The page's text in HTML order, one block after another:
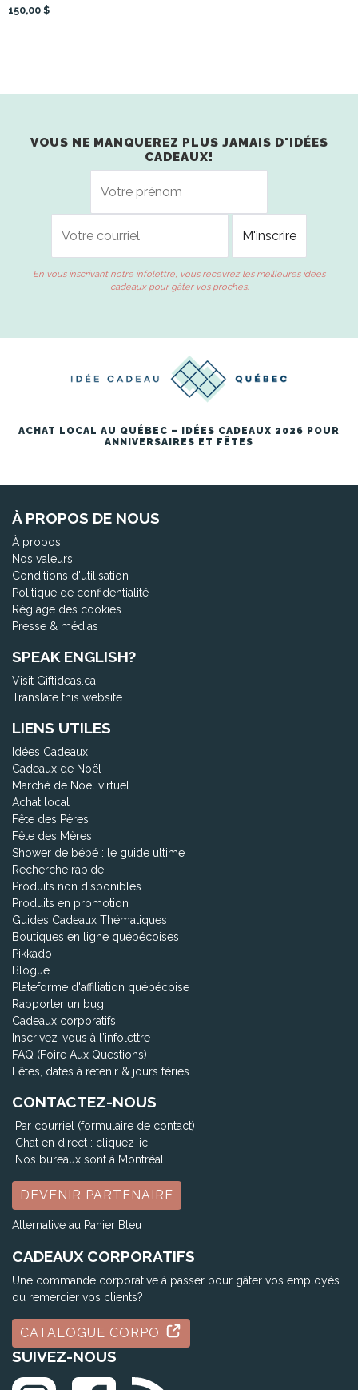
150,00 $
VOUS NE MANQUEREZ PLUS JAMAIS D'IDÉES
CADEAUX!
En vous inscrivant notre infolettre, vous recevrez les meilleures idées
cadeaux pour gâter vos proches.
ACHAT LOCAL AU QUÉBEC – IDÉES CADEAUX 2026 POUR
ANNIVERSAIRES ET FÊTES
À PROPOS DE NOUS
À propos
Nos valeurs
Conditions d'utilisation
Politique de confidentialité
Réglage des cookies
Presse & médias
SPEAK ENGLISH?
Visit Giftideas.ca
Translate this website
LIENS UTILES
Idées Cadeaux
Cadeaux de Noël
Marché de Noël virtuel
Achat local
Fête des Pères
Fête des Mères
Shower de bébé : le guide ultime
Recherche rapide
Produits non disponibles
Produits en promotion
Guides Cadeaux Thématiques
Boutiques en ligne québécoises
Pikkado
Blogue
Plateforme d'affiliation québécoise
Rapporter un bug
Cadeaux corporatifs
Inscrivez-vous à l'infolettre
FAQ (Foire Aux Questions)
Fêtes, dates à retenir & jours fériés
CONTACTEZ-NOUS
Par courriel (formulaire de contact)
Chat en direct : cliquez-ici
Nos bureaux sont à Montréal
DEVENIR PARTENAIRE
Alternative au Panier Bleu
CADEAUX CORPORATIFS
Une commande corporative à passer pour gâter vos employés
ou remercier vos clients?
CATALOGUE CORPO
SUIVEZ-NOUS